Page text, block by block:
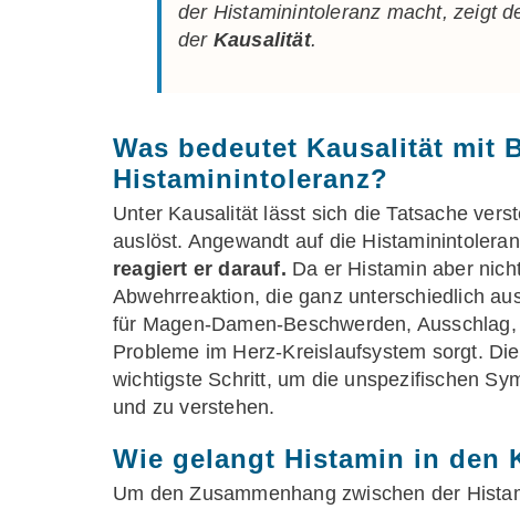
der Histaminintoleranz macht, zeigt
der Kausalität.
Was bedeutet Kausalität mit
Histaminintoleranz?
Unter Kausalität lässt sich die Tatsache
auslöst. Angewandt auf die
reagiert er darauf. Da er Histamin aber
Abwehrreaktion, die ganz unterschiedlich
für Magen-Damen-Beschwerden,
Probleme im Herz-Kreislaufsystem sorgt.
wichtigste Schritt, um die unspezifischen
und zu verstehen.
Wie gelangt Histamin in den
Um den Zusammenhang zwischen der